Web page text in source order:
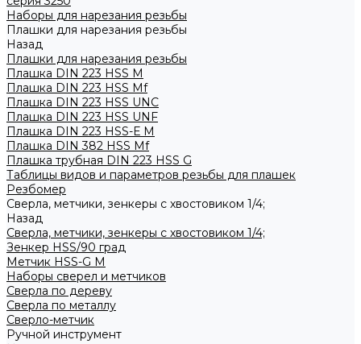
Наборы для нарезания резьбы
Плашки для нарезания резьбы
Назад
Плашки для нарезания резьбы
Плашка DIN 223 HSS M
Плашка DIN 223 HSS Mf
Плашка DIN 223 HSS UNC
Плашка DIN 223 HSS UNF
Плашка DIN 223 HSS-Е M
Плашка DIN 382 HSS Mf
Плашка трубная DIN 223 HSS G
Таблицы видов и параметров резьбы для плашек
Резбомер
Сверла, метчики, зенкеры с хвостовиком 1/4;
Назад
Сверла, метчики, зенкеры с хвостовиком 1/4;
Зенкер HSS/90 град
Метчик HSS-G М
Наборы сверел и метчиков
Сверла по дереву
Сверла по металлу
Сверло-метчик
Ручной инструмент